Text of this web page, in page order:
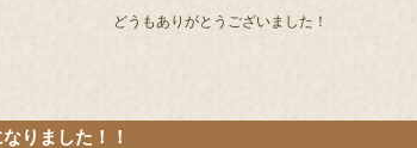
どうもありがとうございました！
りました！！